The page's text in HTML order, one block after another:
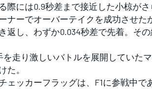
際には0.9秒差まで接近した小椋が
ナーでオーバーテイクを成功させ
返し、わずか0.034秒差で先着。そ
走り激しいバトルを展開していた
た。
ェッカーフラッグは、F1に参戦中で